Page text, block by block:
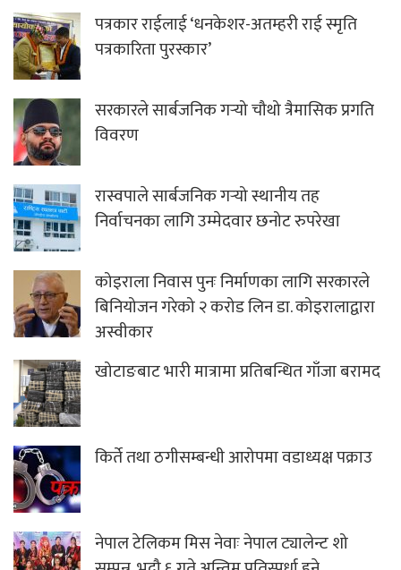
पत्रकार राईलाई ‘धनकेशर-अतम्हरी राई स्मृति
पत्रकारिता पुरस्कार’
सरकारले सार्बजनिक गर्‍यो चौथो त्रैमासिक प्रगति
विवरण
रास्वपाले सार्बजनिक गर्‍यो स्थानीय तह
निर्वाचनका लागि उम्मेदवार छनोट रुपरेखा
कोइराला निवास पुनः निर्माणका लागि सरकारले
बिनियोजन गरेको २ करोड लिन डा. कोइरालाद्वारा
अस्वीकार
खोटाङबाट भारी मात्रामा प्रतिबन्धित गाँजा बरामद
किर्ते तथा ठगीसम्बन्धी आरोपमा वडाध्यक्ष पक्राउ
नेपाल टेलिकम मिस नेवाः नेपाल ट्यालेन्ट शो